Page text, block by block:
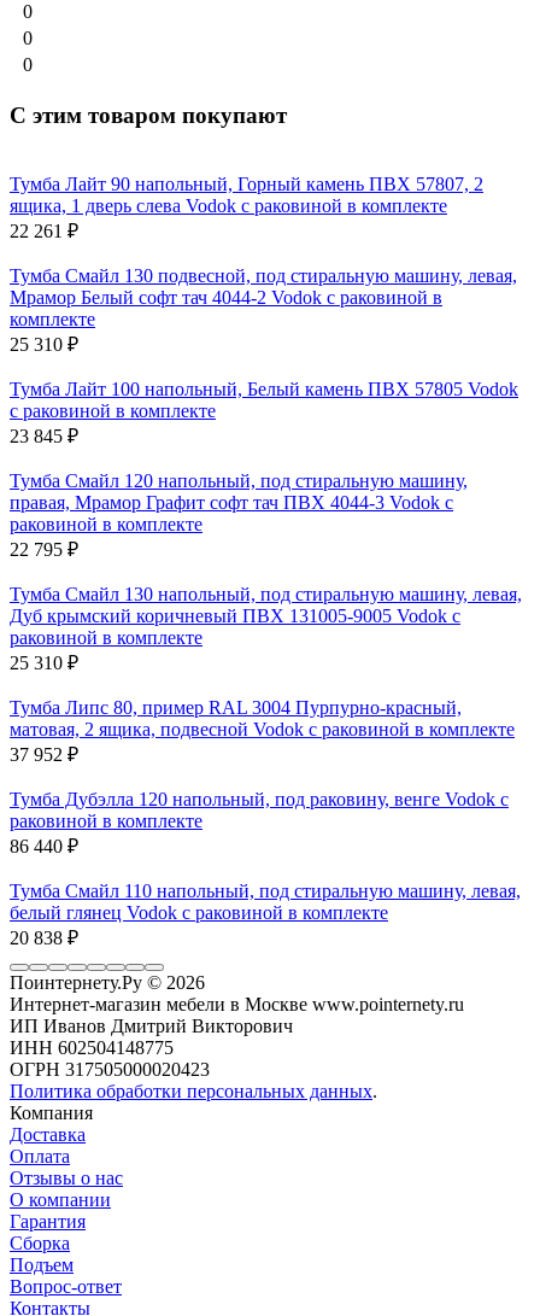
0
0
0
С этим товаром покупают
Тумба Лайт 90 напольный, Горный камень ПВХ 57807, 2
ящика, 1 дверь слева Vodok с раковиной в комплекте
22 261 ₽
Тумба Смайл 130 подвесной, под стиральную машину, левая,
Мрамор Белый софт тач 4044-2 Vodok с раковиной в
комплекте
25 310 ₽
Тумба Лайт 100 напольный, Белый камень ПВХ 57805 Vodok
с раковиной в комплекте
23 845 ₽
Тумба Смайл 120 напольный, под стиральную машину,
правая, Мрамор Графит софт тач ПВХ 4044-3 Vodok с
раковиной в комплекте
22 795 ₽
Тумба Смайл 130 напольный, под стиральную машину, левая,
Дуб крымский коричневый ПВХ 131005-9005 Vodok с
раковиной в комплекте
25 310 ₽
Тумба Липс 80, пример RAL 3004 Пурпурно-красный,
матовая, 2 ящика, подвесной Vodok с раковиной в комплекте
37 952 ₽
Тумба Дубэлла 120 напольный, под раковину, венге Vodok с
раковиной в комплекте
86 440 ₽
Тумба Смайл 110 напольный, под стиральную машину, левая,
белый глянец Vodok с раковиной в комплекте
20 838 ₽
Поинтернету.Ру © 2026
Интернет-магазин мебели в Москве www.pointernety.ru
ИП Иванов Дмитрий Викторович
ИНН 602504148775
ОГРН 317505000020423
Политика обработки персональных данных.
Компания
Доставка
Оплата
Отзывы о нас
О компании
Гарантия
Сборка
Подъем
Вопрос-ответ
Контакты